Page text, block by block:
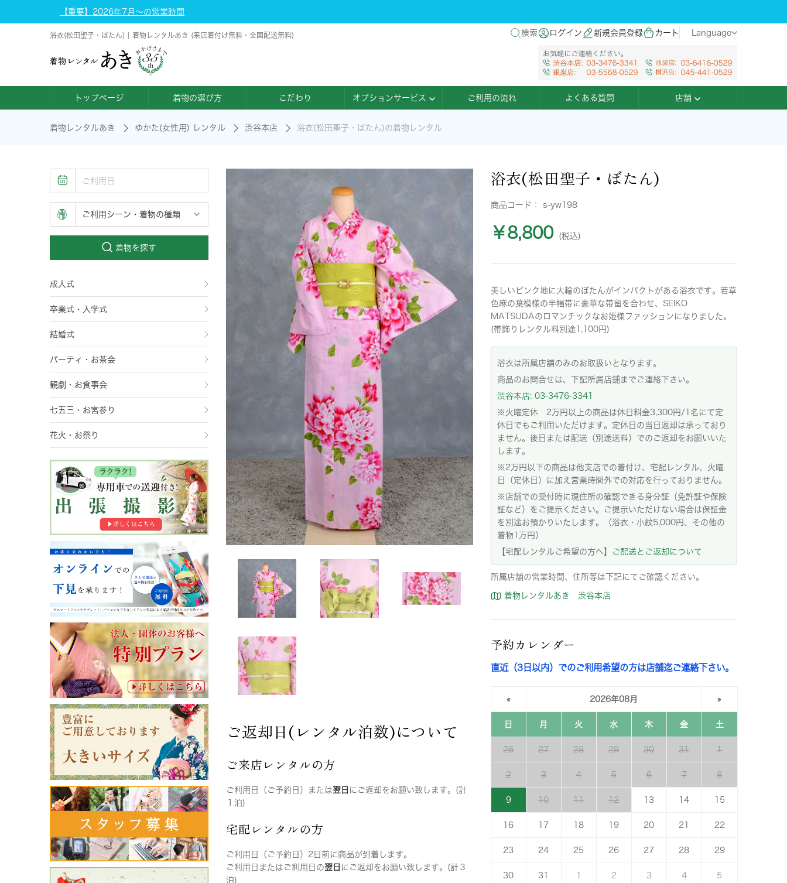
【重要】2026年7月～の営業時間
浴衣(松田聖子・ぼたん) | 着物レンタルあき (来店着付け無料・全国配送無料) 検索 ログイン 新規会員登録 カート Language
トップページ 着物の選び方 こだわり オプションサービス ご利用の流れ よくある質問 店舗
着物レンタルあき ゆかた(女性用) レンタル 渋谷本店 浴衣(松田聖子・ぼたん)の着物レンタル
着物を探す
成人式
卒業式・入学式
結婚式
パーティ・お茶会
観劇・お食事会
七五三・お宮参り
花火・お祭り
ご返却日(レンタル泊数)について
ご来店レンタルの方
ご利用日（ご予約日）または翌日 にご返却をお願い致します。(計
１泊)
宅配レンタルの方
ご利用日（ご予約日）2日前に商品が到着します。
ご利用日またはご利用日の翌日 にご返却をお願い致します。(計３
泊)
浴衣(松田聖子・ぼたん)
商品コード： s-yw198
￥8,800 (税込)
美しいピンク地に大輪のぼたんがインパクトがある浴衣です。若草
色麻の葉模様の半幅帯に豪華な帯留を合わせ、SEIKO
MATSUDAのロマンチックなお姫様ファッションになりました。
(帯飾りレンタル料別途1,100円)
浴衣は所属店舗のみのお取扱いとなります。
商品のお問合せは、下記所属店舗までご連絡下さい。
渋谷本店: 03-3476-3341
※火曜定休 2万円以上の商品は休日料金3,300円/1名にて定
休日でもご利用いただけます。定休日の当日返却は承っており
ません。後日または配送（別途送料）でのご返却をお願いいた
します。
※2万円以下の商品は他支店での着付け、宅配レンタル、火曜
日（定休日）に加え営業時間外での対応を行っておりません。
※店舗での受付時に現住所の確認できる身分証（免許証や保険
証など）をご提示ください。ご提示いただけない場合は保証金
を別途お預かりいたします。（浴衣・小紋5,000円、その他の
着物1万円）
【宅配レンタルご希望の方へ】
ご配送とご返却について
所属店舗の営業時間、住所等は下記にてご確認ください。
着物レンタルあき 渋谷本店
予約カレンダー
直近（3日以内）でのご利用希望の方は店舗迄ご連絡下さい。
« 2026年08月 »
日 月 火 水 木 金 土
26 27 28 29 30 31 1
2 3 4 5 6 7 8
9 10 11 12 13 14 15
16 17 18 19 20 21 22
23 24 25 26 27 28 29
30 31 2 3 4 5